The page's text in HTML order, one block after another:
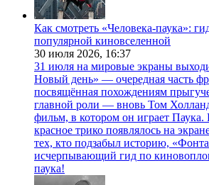
Как смотреть «Человека-паука»:
популярной киновселенной
30 июля 2026, 16:37
31 июля на мировые экраны
Новый день» — очередная часть
посвящённая похождениям
главной роли — вновь Том
фильм, в котором он играет Паука.
красное трико появлялось на
тех, кто подзабыл историю,
исчерпывающий гид по
паука!